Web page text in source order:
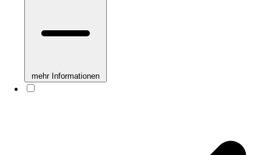
mehr Informationen